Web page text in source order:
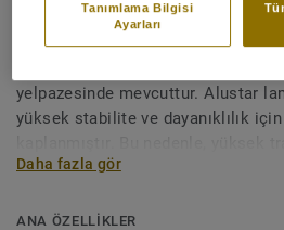
Ahşap Alustar -
yelpazesinde mevcuttur. Alustar
yüksek stabilite ve dayanıklılık
alanlarda zemin yüksekliklerini
Daha fazla gör
ANA ÖZELLİKLER
Tanımlama Bilgisi
Ayarları